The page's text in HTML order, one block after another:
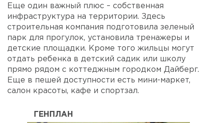
Еще один важный плюс – собственная
инфраструктура на территории. Здесь
строительная компания подготовила зеленый
парк для прогулок, установила тренажеры и
детские площадки. Кроме того жильцы могут
отдать ребенка в детский садик или школу
прямо рядом с коттеджным городком Дайберг.
Еще в пешей доступности есть мини-маркет,
салон красоты, кафе и спортзал.
ГЕНПЛАН